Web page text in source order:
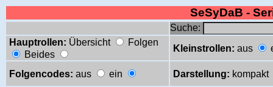
SeSyDaB -
Suche:
Hauptrollen: Übersicht
Folgen
Beides
Kleinstrollen: aus
Folgencodes: aus ein Darstellung: kompakt